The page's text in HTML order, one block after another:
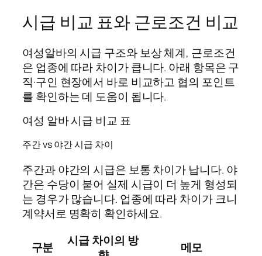
시급 비교 표와 근로조건 비교
여성알바의 시급 구조와 보상 체계, 근로조건
은 업종에 따라 차이가 큽니다. 아래 항목은 구
직·구인 현장에서 바로 비교하고 협의 포인트
를 확인하는 데 도움이 됩니다.
여성 알바 시급 비교 표
주간 vs 야간 시급 차이
주간과 야간의 시급은 보통 차이가 납니다. 야
간은 수당이 붙어 실제 시급이 더 높게 형성되
는 경우가 많습니다. 업종에 따라 차이가 크니
계약서로 명확히 확인하세요.
구분
시급 차이의 방
메모